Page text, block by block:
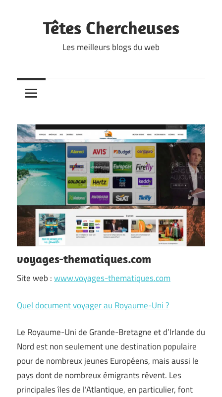
Têtes Chercheuses
Les meilleurs blogs du web
voyages-thematiques.com
Site web :www.voyages-thematiques.com
Quel document voyager au Royaume-Uni ?
Le Royaume-Uni de Grande-Bretagne et d’Irlande du
Nord est non seulement une destination populaire
pour de nombreux jeunes Européens, mais aussi le
pays dont de nombreux émigrants rêvent. Les
principales îles de l’Atlantique, en particulier, font